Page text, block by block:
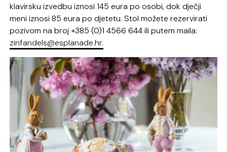
klavirsku izvedbu iznosi 145 eura po osobi, dok dječji
meni iznosi 85 eura po djetetu. Stol možete rezervirati
pozivom na broj +385 (0)1 4566 644 ili putem maila:
zinfandels@esplanade.hr.